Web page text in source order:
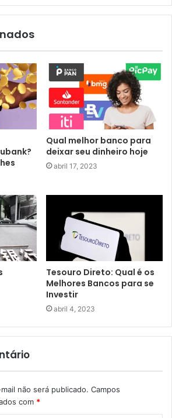
Qual melhor banco para
deixar seu dinheiro hoje
abril 17, 2023
Tesouro Direto: Qual é os
Melhores Bancos para se
Investir
abril 4, 2023
não será publicado. Campos
com *